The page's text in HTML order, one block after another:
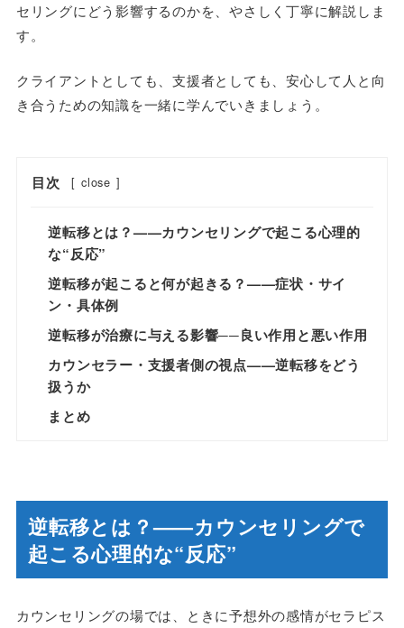
セリングにどう影響するのかを、やさしく丁寧に解説しま
す。
クライアントとしても、支援者としても、安心して人と向
き合うための知識を一緒に学んでいきましょう。
目次 [ close ]
逆転移とは？——カウンセリングで起こる心理的
な“反応”
逆転移が起こると何が起きる？——症状・サイ
ン・具体例
逆転移が治療に与える影響──良い作用と悪い作用
カウンセラー・支援者側の視点——逆転移をどう
扱うか
まとめ
逆転移とは？——カウンセリングで
起こる心理的な“反応”
カウンセリングの場では、ときに予想外の感情がセラピス